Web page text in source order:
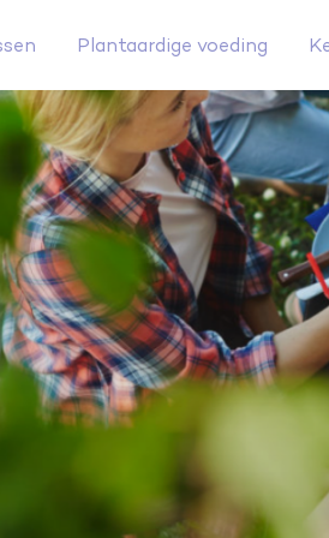
Plantaardige voeding